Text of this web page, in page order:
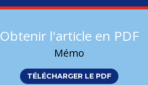
Obtenir l'article en PDF
Mémo
TÉLÉCHARGER LE PDF